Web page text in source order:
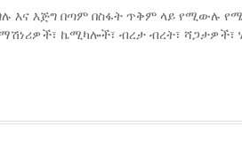
እና እጅግ በጣም በስፋት ጥቅም ላይ የሚውሉ
ማሽነሪዎች፣ ኬሚካሎች፣ ብረታ ብረት፣